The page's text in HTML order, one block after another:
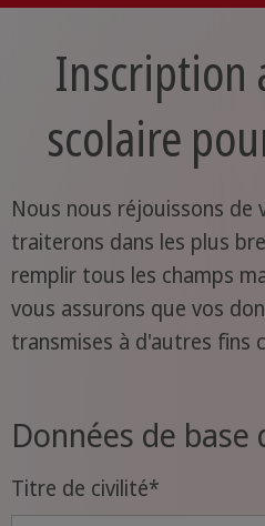
Inscription
scolaire
Nous nous réjouissons
traiterons dans les plus
remplir tous les champs
vous assurons que vos
transmises à d'autres fins
Données de
Titre de civilité*